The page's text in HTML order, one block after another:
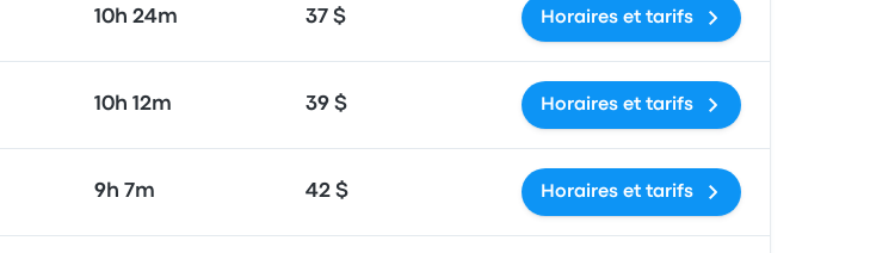
10h 24m 37 $ Horaires et tarifs
10h 12m 39 $ Horaires et tarifs
9h 7m 42 $ Horaires et tarifs